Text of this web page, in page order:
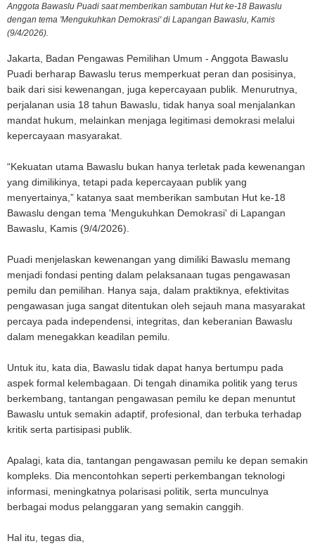
Anggota Bawaslu Puadi saat memberikan sambutan Hut ke-18 Bawaslu
dengan tema 'Mengukuhkan Demokrasi' di Lapangan Bawaslu, Kamis
(9/4/2026).
Jakarta, Badan Pengawas Pemilihan Umum - Anggota Bawaslu
Puadi berharap Bawaslu terus memperkuat peran dan posisinya,
baik dari sisi kewenangan, juga kepercayaan publik. Menurutnya,
perjalanan usia 18 tahun Bawaslu, tidak hanya soal menjalankan
mandat hukum, melainkan menjaga legitimasi demokrasi melalui
kepercayaan masyarakat.
“Kekuatan utama Bawaslu bukan hanya terletak pada kewenangan
yang dimilikinya, tetapi pada kepercayaan publik yang
menyertainya,” katanya saat memberikan sambutan Hut ke-18
Bawaslu dengan tema 'Mengukuhkan Demokrasi' di Lapangan
Bawaslu, Kamis (9/4/2026).
Puadi menjelaskan kewenangan yang dimiliki Bawaslu memang
menjadi fondasi penting dalam pelaksanaan tugas pengawasan
pemilu dan pemilihan. Hanya saja, dalam praktiknya, efektivitas
pengawasan juga sangat ditentukan oleh sejauh mana masyarakat
percaya pada independensi, integritas, dan keberanian Bawaslu
dalam menegakkan keadilan pemilu.
Untuk itu, kata dia, Bawaslu tidak dapat hanya bertumpu pada
aspek formal kelembagaan. Di tengah dinamika politik yang terus
berkembang, tantangan pengawasan pemilu ke depan menuntut
Bawaslu untuk semakin adaptif, profesional, dan terbuka terhadap
kritik serta partisipasi publik.
Apalagi, kata dia, tantangan pengawasan pemilu ke depan semakin
kompleks. Dia mencontohkan seperti perkembangan teknologi
informasi, meningkatnya polarisasi politik, serta munculnya
berbagai modus pelanggaran yang semakin canggih.
Hal itu, tegas dia,